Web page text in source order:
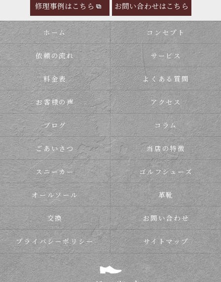
修理事例はこちら お問い合わせはこちら
ホーム コンセプト
依頼の流れ サービス
料金表 よくある質問
お客様の声 アクセス
ブログ コラム
ごあいさつ 当店の特徴
スニーカー ゴルフシューズ
オールソール 革靴
交換 お問い合わせ
プライバシーポリシー サイトマップ